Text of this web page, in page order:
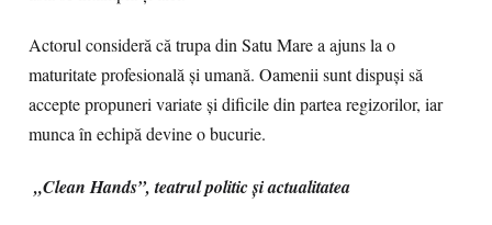
Actorul consideră că trupa din Satu Mare a ajuns la o
maturitate profesională și umană. Oamenii sunt dispuși să
accepte propuneri variate și dificile din partea regizorilor, iar
munca în echipă devine o bucurie.
„Clean Hands”, teatrul politic și actualitatea